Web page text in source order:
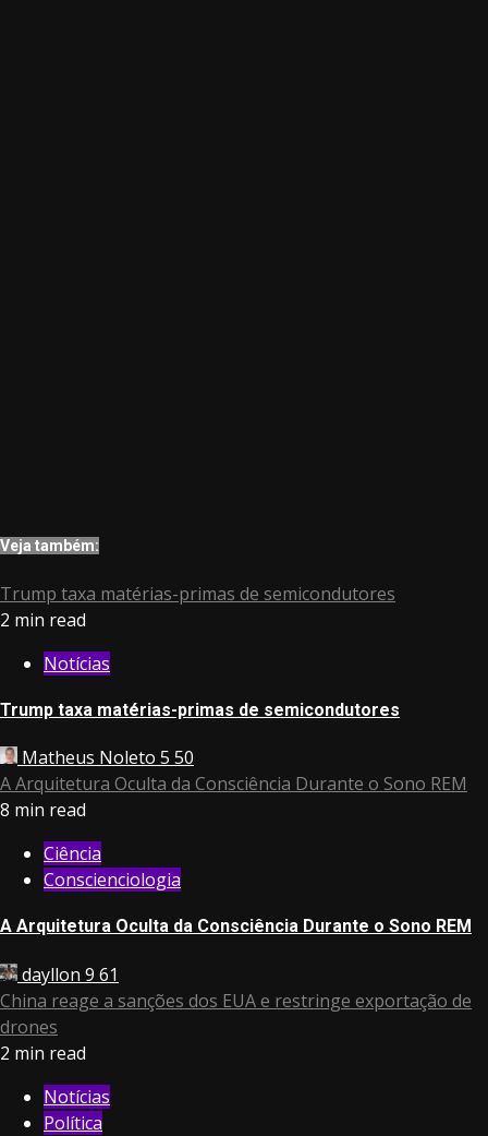
Veja também:
Trump taxa matérias-primas de semicondutores
2 min read
Notícias
Trump taxa matérias-primas de semicondutores
Matheus Noleto 5 50
A Arquitetura Oculta da Consciência Durante o Sono REM
8 min read
Ciência
Conscienciologia
A Arquitetura Oculta da Consciência Durante o Sono REM
dayllon 9 61
China reage a sanções dos EUA e restringe exportação de
drones
2 min read
Notícias
Política